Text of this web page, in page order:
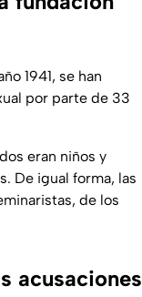
1941, se han
por parte de 33
eran niños y
De igual forma, las
de los
acusaciones